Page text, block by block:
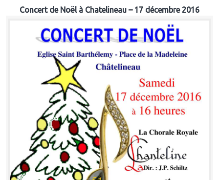
Concert de Noël à Chatelineau – 17 décembre 2016